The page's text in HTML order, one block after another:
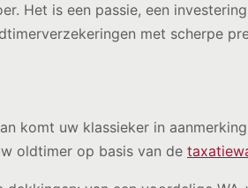
Het is een passie, een
met scherpe
komt uw klassieker in
oldtimer op basis van de